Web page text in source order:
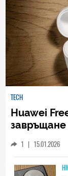
TECH
Huawei
1 | 15.01.2026